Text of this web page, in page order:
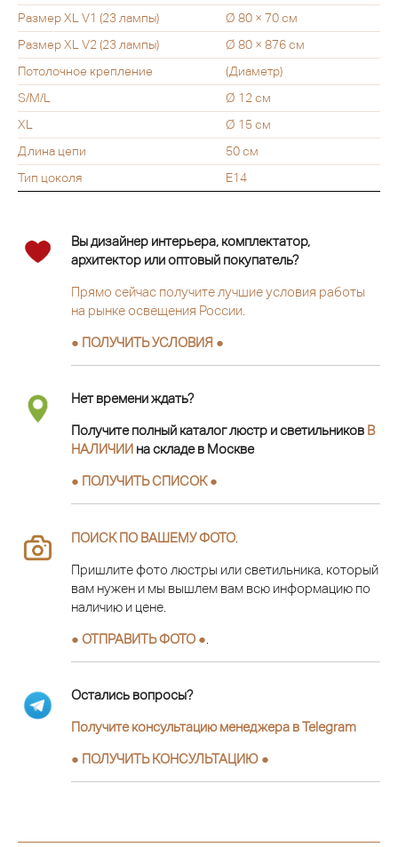
Размер XL V1 (23 лампы)
Ø 80 × 70 см
Размер XL V2 (23 лампы)
Ø 80 × 876 см
Потолочное крепление
(Диаметр)
S/M/L
Ø 12 см
XL
Ø 15 см
Длина цепи
50 см
Тип цоколя
E14
Вы дизайнер интерьера, комплектатор,
архитектор или оптовый покупатель?
Прямо сейчас получите лучшие условия работы
на рынке освещения России.
● ПОЛУЧИТЬ УСЛОВИЯ ●
Нет времени ждать?
Получите полный каталог люстр и светильников В
НАЛИЧИИ на складе в Москве
● ПОЛУЧИТЬ СПИСОК ●
ПОИСК ПО ВАШЕМУ ФОТО
Пришлите фото люстры или светильника, который
вам нужен и мы вышлем вам всю информацию по
наличию и цене.
● ОТПРАВИТЬ ФОТО ●
Остались вопросы?
Получите консультацию менеджера в Telegram
● ПОЛУЧИТЬ КОНСУЛЬТАЦИЮ ●